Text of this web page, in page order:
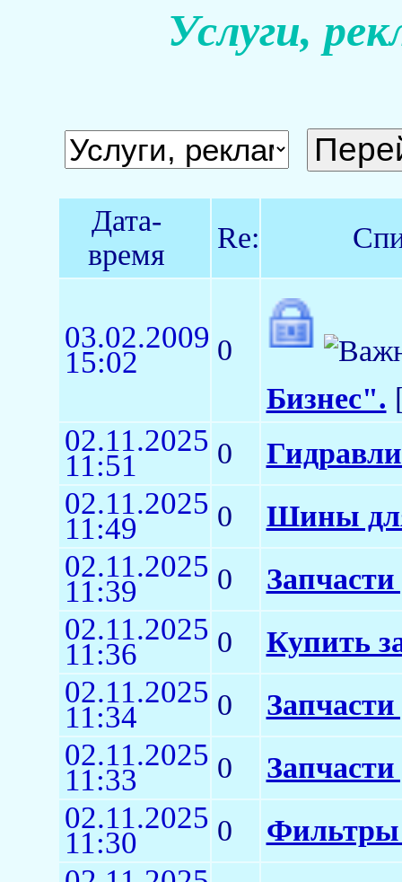
Услуги,
Дата-
время
Re:
03.02.2009
15:02
0
Бизнес".
02.11.2025
11:51 0
02.11.2025
11:49 0 Шины
02.11.2025
11:39 0
02.11.2025
11:36 0 Купить
02.11.2025
11:34 0 Запчасти
02.11.2025
11:33 0
02.11.2025
11:30 0 Фильтры